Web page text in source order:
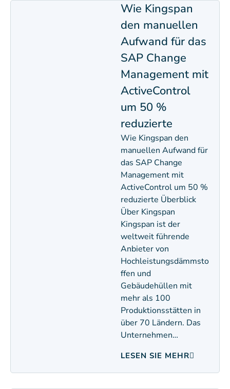
Wie Kingspan
den manuellen
Aufwand für das
SAP Change
Management mit
ActiveControl
um 50 %
reduzierte
Wie Kingspan den
manuellen Aufwand für
das SAP Change
Management mit
ActiveControl um 50 %
reduzierte Überblick
Über Kingspan
Kingspan ist der
weltweit führende
Anbieter von
Hochleistungsdämmsto
ffen und
Gebäudehüllen mit
mehr als 100
Produktionsstätten in
über 70 Ländern. Das
Unternehmen…
LESEN SIE MEHR